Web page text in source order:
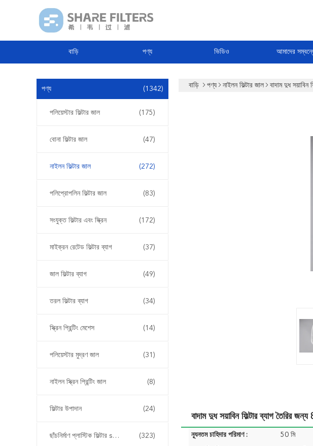
বাড়ি পণ্য ভিডিও আমাদের
পণ্য (1342)
পলিয়েস্টার ফিল্টার জাল (175)
বোনা ফিল্টার জাল (47)
নাইলন ফিল্টার জাল (272)
পলিপ্রোপলিন ফিল্টার জাল (83)
সংযুক্ত ফিল্টার এবং স্ক্রিন (172)
মাইক্রন রেটেড ফিল্টার ব্যাগ (37)
জাল ফিল্টার ব্যাগ (49)
তরল ফিল্টার ব্যাগ (34)
স্ক্রিন প্রিন্টিং মেশেস (14)
পলিয়েস্টার মুদ্রণ জাল (31)
নাইলন স্ক্রিন প্রিন্টিং জাল (8)
ফিল্টার উপাদান (24)
ছাঁচনির্মাণ প্লাস্টিক ফিল্টার sertোকান (323)
বাড়ি পণ্য নাইলন ফিল্টার জাল বাদাম দুধ
বাদাম দুধ সয়াবিন ফিল্টার ব্যাগ তৈরির
ন্যূনতম চাহিদার পরিমাণ : 50 মি